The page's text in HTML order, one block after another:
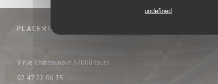
undefined
PLACERING
9 rue Châteauneuf 37000 tours
02 47 22 06 35